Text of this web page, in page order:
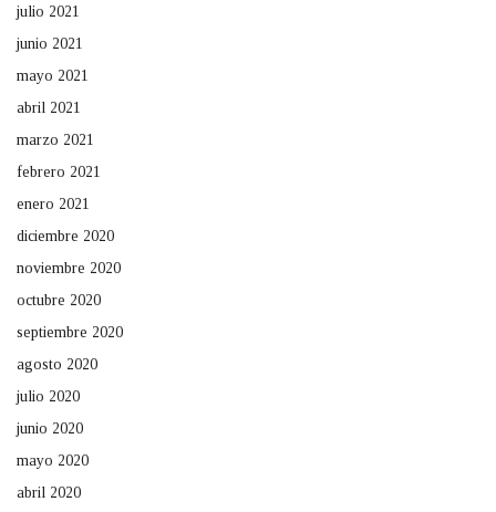
julio 2021
junio 2021
mayo 2021
abril 2021
marzo 2021
febrero 2021
enero 2021
diciembre 2020
noviembre 2020
octubre 2020
septiembre 2020
agosto 2020
julio 2020
junio 2020
mayo 2020
abril 2020